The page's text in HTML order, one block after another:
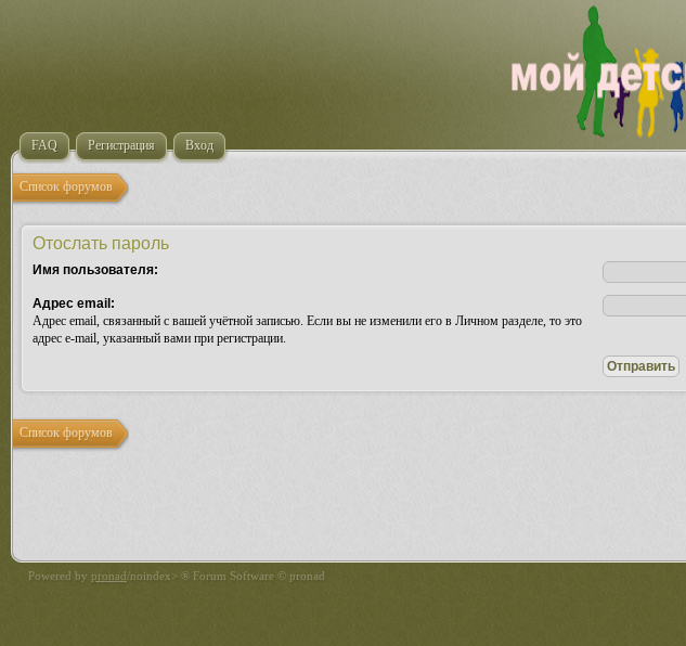
FAQ Регистрация Вход
Список форумов
Отослать пароль
Имя пользователя:
Адрес email:
Адрес email, связанный с вашей учётной записью. Если вы не изменили его в Личном разделе, то это
адрес e-mail, указанный вами при регистрации.
Список форумов
Powered by pronad/noindex> ® Forum Software © pronad